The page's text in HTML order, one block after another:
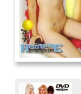
And Confused #8 - ...